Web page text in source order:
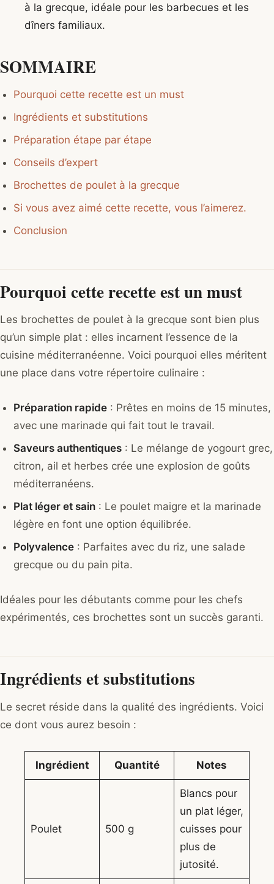
à la grecque, idéale pour les barbecues et les
dîners familiaux.
SOMMAIRE
Pourquoi cette recette est un must
Ingrédients et substitutions
Préparation étape par étape
Conseils d’expert
Brochettes de poulet à la grecque
Si vous avez aimé cette recette, vous l’aimerez.
Conclusion
Pourquoi cette recette est un must
Les brochettes de poulet à la grecque sont bien plus
qu’un simple plat : elles incarnent l’essence de la
cuisine méditerranéenne. Voici pourquoi elles méritent
une place dans votre répertoire culinaire :
Préparation rapide : Prêtes en moins de 15 minutes,
avec une marinade qui fait tout le travail.
Saveurs authentiques : Le mélange de yogourt grec,
citron, ail et herbes crée une explosion de goûts
méditerranéens.
Plat léger et sain : Le poulet maigre et la marinade
légère en font une option équilibrée.
Polyvalence : Parfaites avec du riz, une salade
grecque ou du pain pita.
Idéales pour les débutants comme pour les chefs
expérimentés, ces brochettes sont un succès garanti.
Ingrédients et substitutions
Le secret réside dans la qualité des ingrédients. Voici
ce dont vous aurez besoin :
Ingrédient Quantité Notes
Poulet 500 g
Blancs pour
un plat léger,
cuisses pour
plus de
jutosité.